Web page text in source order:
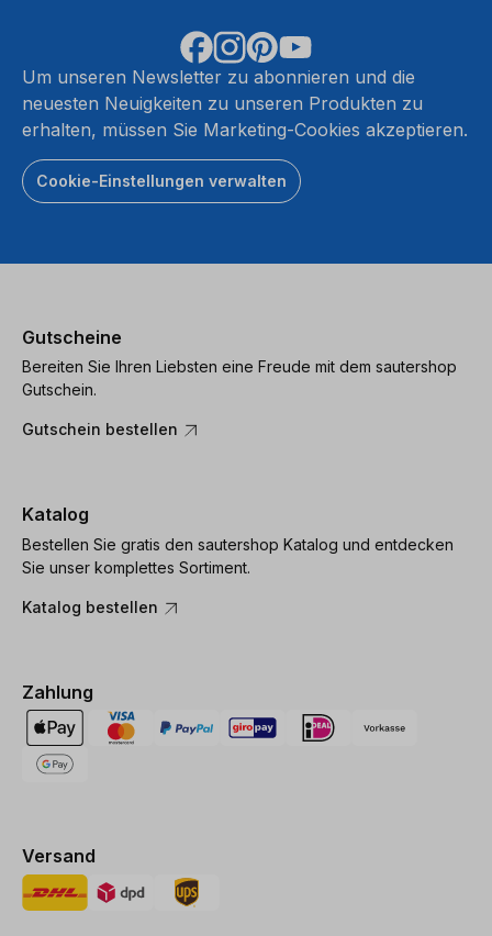
Um unseren Newsletter zu abonnieren und die
neuesten Neuigkeiten zu unseren Produkten zu
erhalten, müssen Sie Marketing-Cookies akzeptieren.
Cookie-Einstellungen verwalten
Gutscheine
Bereiten Sie Ihren Liebsten eine Freude mit dem sautershop
Gutschein.
Gutschein bestellen
Katalog
Bestellen Sie gratis den sautershop Katalog und entdecken
Sie unser komplettes Sortiment.
Katalog bestellen
Zahlung
Versand